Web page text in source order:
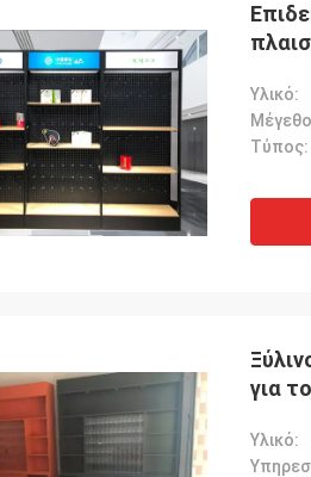
Υλικό:
Τύπος:
για
Υλικό: